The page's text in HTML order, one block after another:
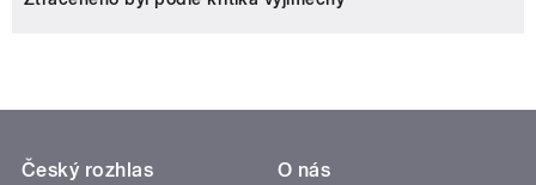
Český rozhlas
O nás